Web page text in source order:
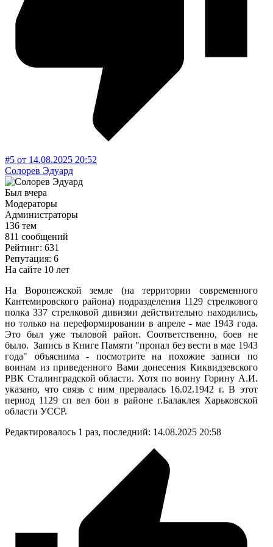
#5 от 14.08.2025 20:52
Солорев Эдуард
Был вчера
Модераторы
Администраторы
136 тем
811 сообщений
Рейтинг: 631
Репутация: 6
На сайте 10 лет
На Воронежской земле (на территории современного
Кантемировского района) подразделения 1129 стрелкового
полка 337 стрелковой дивизии действительно находились,
но только на переформировании в апреле - мае 1943 года.
Это был уже тыловой район. Соответственно, боев не
было. Запись в Книге Памяти "пропал без вести в мае 1943
года" объяснима - посмотрите на похожие записи по
воинам из приведенного Вами донесения Киквидзевского
РВК Сталинградской области. Хотя по воину Горину А.И.
указано, что связь с ним прервалась 16.02.1942 г. В этот
период 1129 сп вел бои в районе г.Балаклея Харьковской
области УССР.
Редактировалось 1 раз, последний: 14.08.2025 20:58